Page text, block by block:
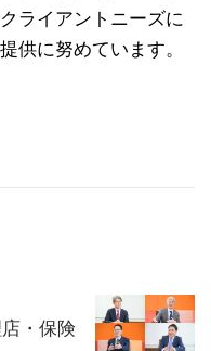
ライアントニーズに
供に努めています。
・保険